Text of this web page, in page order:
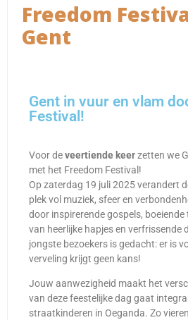
Freedom
Gent
Gent in vuur en vlam
Festival!
Voor deveertiende keerzetten we
met het Freedom Festival!
Op zaterdag 19 juli 2025 verandert
plek vol muziek, sfeer en
door inspirerende gospels,
van heerlijke hapjes en verfrissende
jongste bezoekers is gedacht: er is
verveling krijgt geen kans!
Jouw aanwezigheid maakt het
van deze feestelijke dag gaat
straatkinderen in Oeganda. Zo